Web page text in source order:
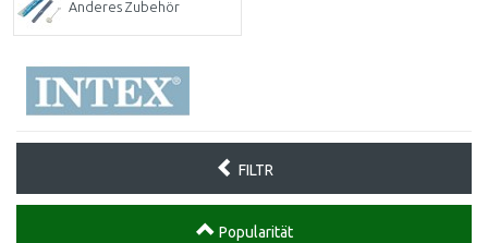
Anderes Zubehör
FILTR
Popularität